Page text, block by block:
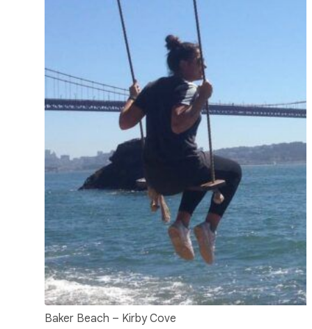
Baker Beach – Kirby Cove